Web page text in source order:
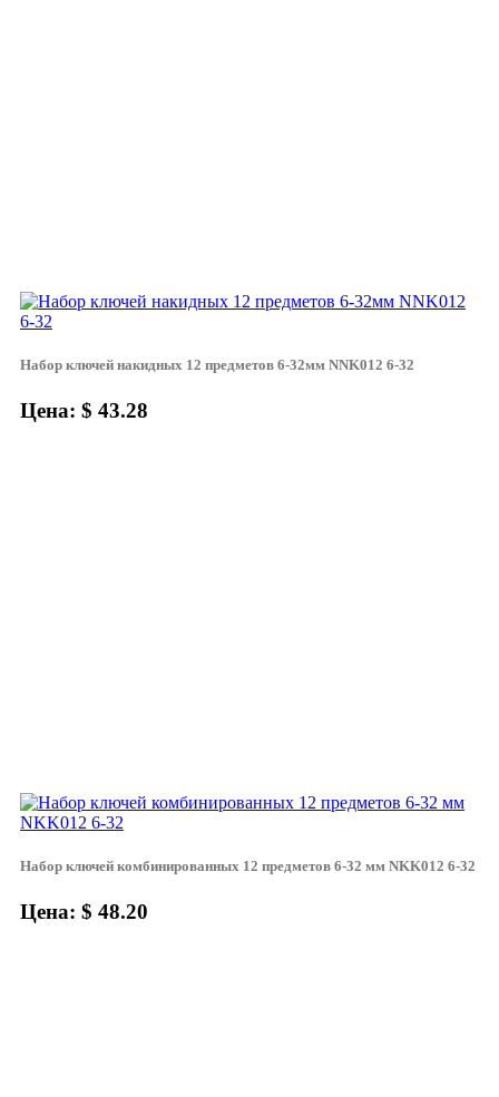
Набор ключей накидных 12 предметов 6-32мм NNK012 6-32
Цена: $ 43.28
Набор ключей комбинированных 12 предметов 6-32 мм NKK012 6-32
Цена: $ 48.20